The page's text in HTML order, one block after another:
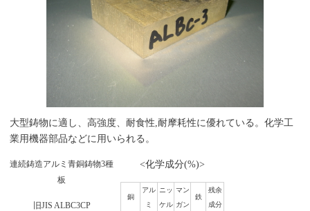
大型鋳物に適し、高強度、耐食性,耐摩耗性に優れている。化学工
業用機器部品などに用いられる。
連続鋳造アルミ青銅鋳物3種
板
旧JIS ALBC3CP
<化学成分(%)>
銅
アル
ミ
ニッ
ケル
マン
ガン
鉄
残余
成分